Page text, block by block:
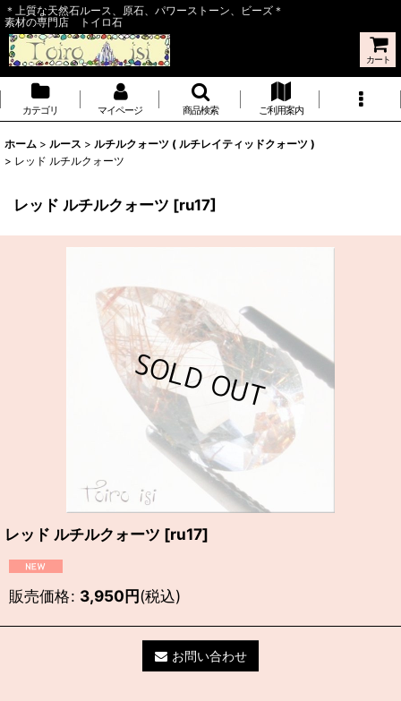
＊上質な天然石ルース、原石、パワーストーン、ビーズ＊
素材の専門店 トイロ石
カート
カテゴリ マイページ 商品検索 ご利用案内
ホーム > ルース > ルチルクォーツ ( ルチレイティッドクォーツ )
> レッド ルチルクォーツ
レッド ルチルクォーツ [ru17]
レッド ルチルクォーツ [ru17]
販売価格: 3,950円(税込)
お問い合わせ